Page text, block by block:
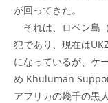
が回ってきた。
それは、ロベン島
犯であり、現在は
になっているが、ケ
め Khuluman
アフリカの幾千の黒